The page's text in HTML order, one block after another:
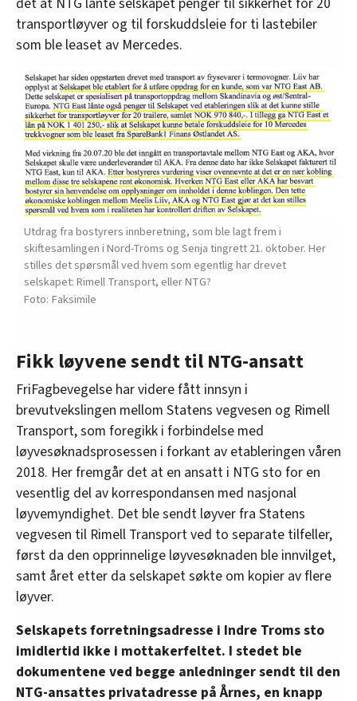
transportløyver og til forskuddsleie for ti lastebiler
som ble leaset av Mercedes.
Utdrag fra bostyrers innberetning, som ble lagt frem i
skiftesamlingen i Nord-Troms og Senja tingrett 21. oktober. Her
stilles det spørsmål ved hvem som egentlig har drevet
selskapet: Rimell Transport, eller NTG?
Faksimile
Fikk løyvene sendt til NTG-ansatt
FriFagbevegelse har videre fått innsyn i
brevutvekslingen mellom Statens vegvesen og Rimell
Transport, som foregikk i forbindelse med
løyvesøknadsprosessen i forkant av etableringen våren
2018. Her fremgår det at en ansatt i NTG sto for en
vesentlig del av korrespondansen med nasjonal
løyvemyndighet. Det ble sendt løyver fra Statens
vegvesen til Rimell Transport ved to separate tilfeller,
først da den opprinnelige løyvesøknaden ble innvilget,
samt året etter da selskapet søkte om kopier av flere
løyver.
Selskapets forretningsadresse i Indre Troms sto
imidlertid ikke i mottakerfeltet. I stedet ble
dokumentene ved begge anledninger sendt til den
NTG-ansattes privatadresse på Årnes, en knapp